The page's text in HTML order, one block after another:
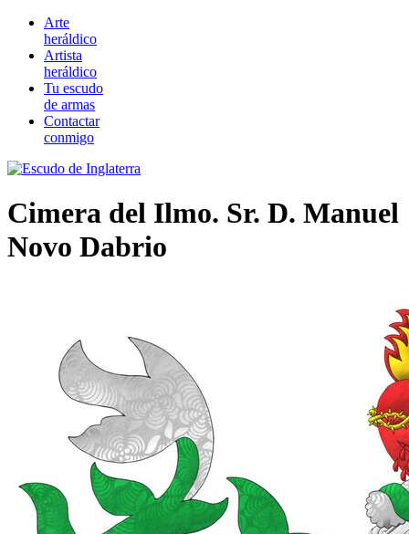
Arte
heráldico
Artista
heráldico
Tu escudo
de armas
Contactar
conmigo
Cimera del Ilmo. Sr. D. Manuel
Novo Dabrio